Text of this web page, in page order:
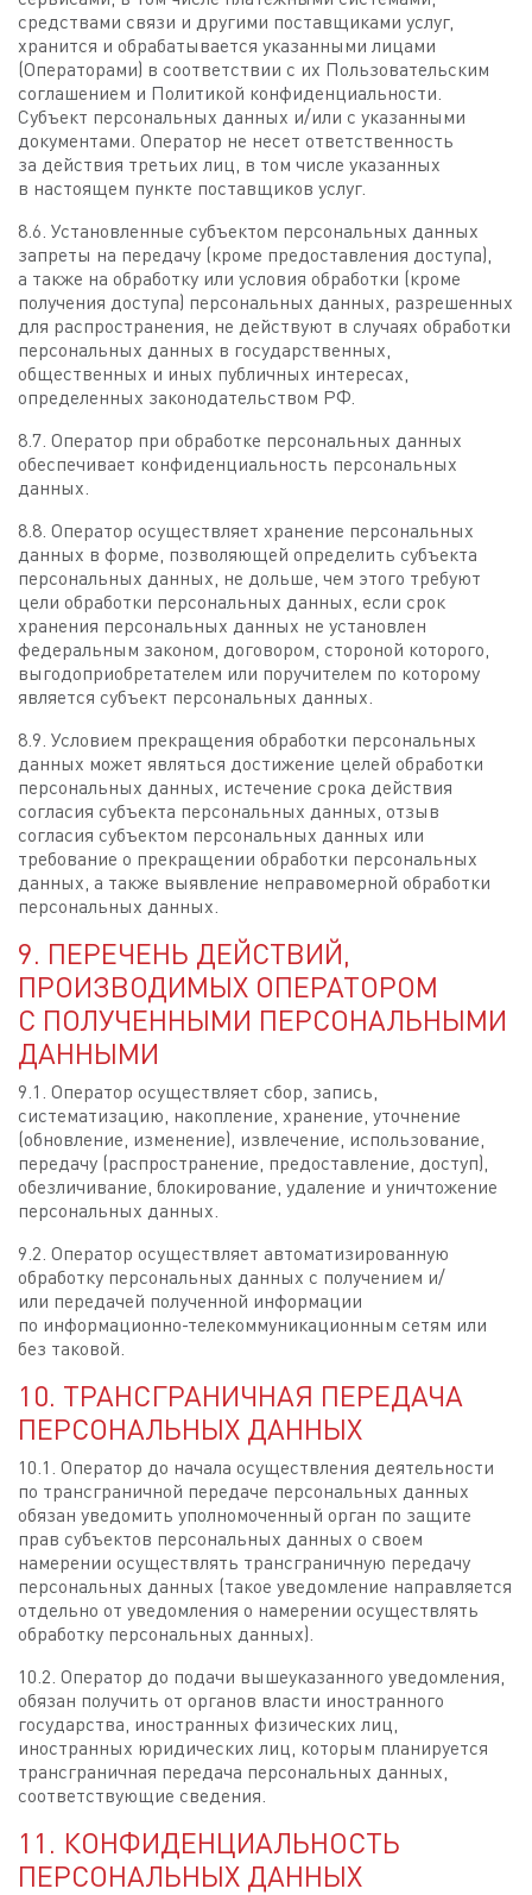
средствами связи и другими поставщиками услуг,
хранится и обрабатывается указанными лицами
(Операторами) в соответствии с их Пользовательским
соглашением и Политикой конфиденциальности.
Субъект персональных данных и/или с указанными
документами. Оператор не несет ответственность
за действия третьих лиц, в том числе указанных
в настоящем пункте поставщиков услуг.
8.6. Установленные субъектом персональных данных
запреты на передачу (кроме предоставления доступа),
а также на обработку или условия обработки (кроме
получения доступа) персональных данных, разрешенных
для распространения, не действуют в случаях обработки
персональных данных в государственных,
общественных и иных публичных интересах,
определенных законодательством РФ.
8.7. Оператор при обработке персональных данных
обеспечивает конфиденциальность персональных
данных.
8.8. Оператор осуществляет хранение персональных
данных в форме, позволяющей определить субъекта
персональных данных, не дольше, чем этого требуют
цели обработки персональных данных, если срок
хранения персональных данных не установлен
федеральным законом, договором, стороной которого,
выгодоприобретателем или поручителем по которому
является субъект персональных данных.
8.9. Условием прекращения обработки персональных
данных может являться достижение целей обработки
персональных данных, истечение срока действия
согласия субъекта персональных данных, отзыв
согласия субъектом персональных данных или
требование о прекращении обработки персональных
данных, а также выявление неправомерной обработки
персональных данных.
9. ПЕРЕЧЕНЬ ДЕЙСТВИЙ,
ПРОИЗВОДИМЫХ ОПЕРАТОРОМ
С ПОЛУЧЕННЫМИ ПЕРСОНАЛЬНЫМИ
ДАННЫМИ
9.1. Оператор осуществляет сбор, запись,
систематизацию, накопление, хранение, уточнение
(обновление, изменение), извлечение, использование,
передачу (распространение, предоставление, доступ),
обезличивание, блокирование, удаление и уничтожение
персональных данных.
9.2. Оператор осуществляет автоматизированную
обработку персональных данных с получением и/
или передачей полученной информации
по информационно-телекоммуникационным сетям или
без таковой.
10. ТРАНСГРАНИЧНАЯ ПЕРЕДАЧА
ПЕРСОНАЛЬНЫХ ДАННЫХ
10.1. Оператор до начала осуществления деятельности
по трансграничной передаче персональных данных
обязан уведомить уполномоченный орган по защите
прав субъектов персональных данных о своем
намерении осуществлять трансграничную передачу
персональных данных (такое уведомление направляется
отдельно от уведомления о намерении осуществлять
обработку персональных данных).
10.2. Оператор до подачи вышеуказанного уведомления,
обязан получить от органов власти иностранного
государства, иностранных физических лиц,
иностранных юридических лиц, которым планируется
трансграничная передача персональных данных,
соответствующие сведения.
11. КОНФИДЕНЦИАЛЬНОСТЬ
ПЕРСОНАЛЬНЫХ ДАННЫХ